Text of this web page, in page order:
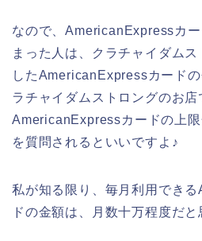
なので、AmericanExpressカ
まった人は、クラチャイダム
したAmericanExpressカード
ラチャイダムストロングのお店
AmericanExpressカードの上限
を質問されるといいですよ♪
私が知る限り、毎月利用でき
ドの金額は、月数十万程度だと